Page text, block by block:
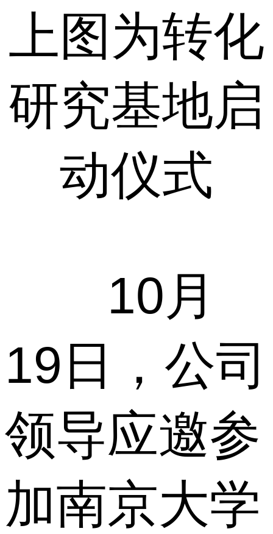
上图为转化
研究基地启
动仪式
10月
19日，公司
领导应邀参
加南京大学